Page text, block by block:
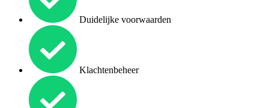
Duidelijke voorwaarden
Klachtenbeheer